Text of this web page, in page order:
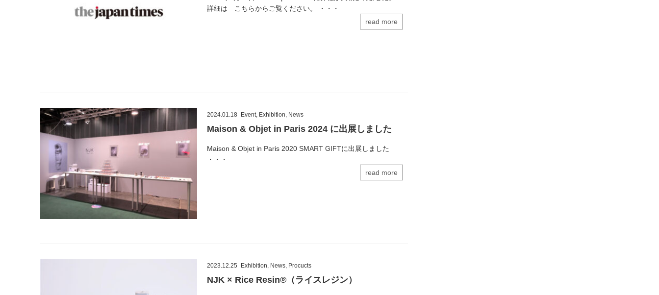
詳細は こちらからご覧ください。 ・・・
read more
2024.01.18 Event, Exhibition, News
Maison & Objet in Paris 2024 に出展しました
Maison & Objet in Paris 2020 SMART GIFTに出展しました
・・・
read more
2023.12.25 Exhibition, News, Procucts
NJK × Rice Resin®（ライスレジン）